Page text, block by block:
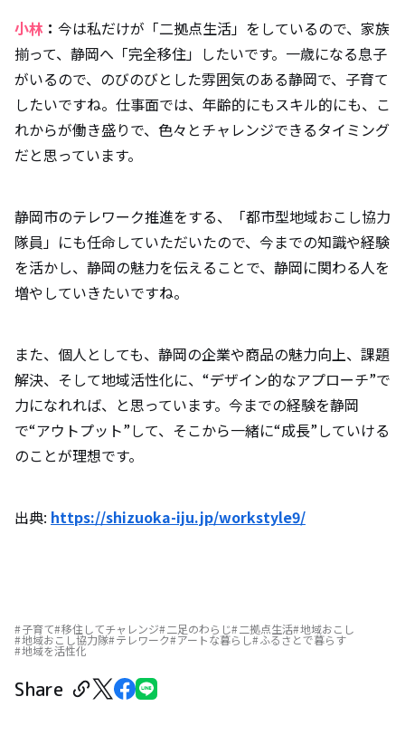
小林 ： 今は私だけが「二拠点生活」をしているので、家族
揃って、静岡へ「完全移住」したいです。一歳になる息子
がいるので、のびのびとした雰囲気のある静岡で、子育て
したいですね。仕事面では、年齢的にもスキル的にも、こ
れからが働き盛りで、色々とチャレンジできるタイミング
だと思っています。
静岡市のテレワーク推進をする、「都市型地域おこし協力
隊員」にも任命していただいたので、今までの知識や経験
を活かし、静岡の魅力を伝えることで、静岡に関わる人を
増やしていきたいですね。
また、個人としても、静岡の企業や商品の魅力向上、課題
解決、そして地域活性化に、“デザイン的なアプローチ”で
力になれれば、と思っています。今までの経験を静岡
で“アウトプット”して、そこから一緒に“成長”していける
のことが理想です。
出典: https://shizuoka-iju.jp/workstyle9/
子育て 移住してチャレンジ 二足のわらじ 二拠点生活 地域おこし
地域おこし協力隊 テレワーク アートな暮らし ふるさとで暮らす
地域を活性化
Share